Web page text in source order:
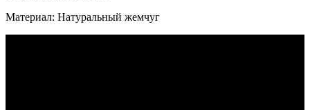
Материал: Натуральный жемчуг